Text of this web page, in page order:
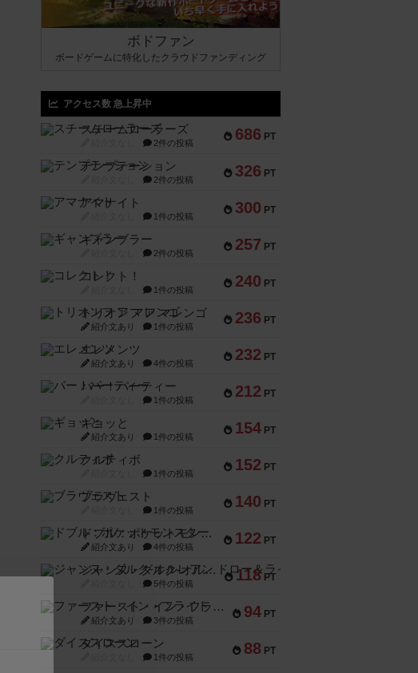
ボドファン
ボードゲームに特化したクラウドファンディング
アクセス数 急上昇中
686 PT
スチームローラーズ
2件の投稿
326 PT
テンプテーション
2件の投稿
300 PT
アマナイト
1件の投稿
257 PT
ギャンブラー
2件の投稿
240 PT
コレクト！
1件の投稿
236 PT
トリオンフ ア マレンゴ
紹介文あり 1件の投稿
232 PT
エレメンツ
紹介文あり 4件の投稿
212 PT
バー！パーティー
1件の投稿
154 PT
ギョッと
紹介文あり 1件の投稿
152 PT
クルティボ
1件の投稿
140 PT
ブラヴェスト
1件の投稿
122 PT
ドブル：ポケットモンスター
紹介文あり 4件の投稿
118 PT
ジャンヌ・ダルク-オルレアン ドロー＆ライト
5件の投稿
94 PT
ファースト・イン・フライト
紹介文あり 3件の投稿
88 PT
ダイススローン
1件の投稿